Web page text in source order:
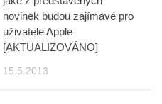
novinek budou zajímavé pro
uživatele Apple
[AKTUALIZOVÁNO]
15.5.2013